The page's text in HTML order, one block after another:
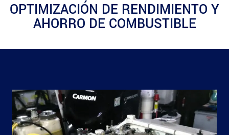
OPTIMIZACIÓN DE RENDIMIENTO Y
AHORRO DE COMBUSTIBLE